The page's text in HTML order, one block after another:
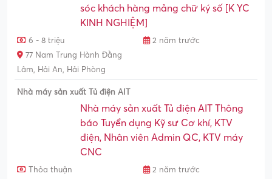
sóc khách hàng mảng chữ ký số [K YC
KINH NGHIỆM]
6 - 8 triệu
2 năm trước
77 Nam Trung Hành Đằng
Lâm, Hải An, Hải Phòng
Nhà máy sản xuất Tủ điện AIT
Nhà máy sản xuất Tủ điện AIT Thông
báo Tuyển dụng Kỹ sư Cơ khí, KTV
điện, Nhân viên Admin QC, KTV máy
CNC
Thỏa thuận
2 năm trước